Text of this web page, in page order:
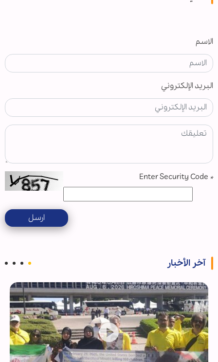
الاسم
البريد الإلكتروني
*
ارسل
آخر الأخبار